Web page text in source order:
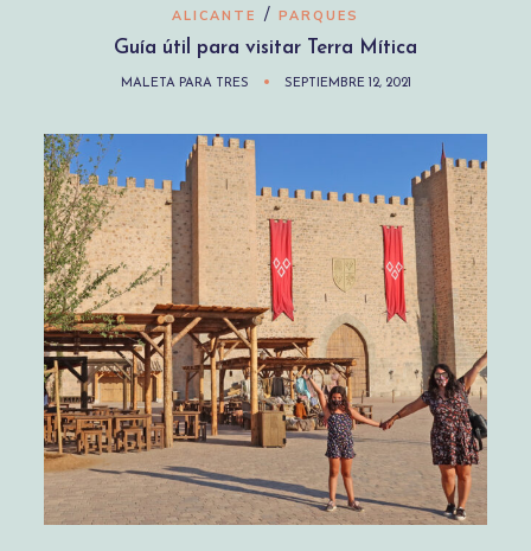
ALICANTE / PARQUES
Guía útil para visitar Terra Mítica
MALETA PARA TRES SEPTIEMBRE 12, 2021